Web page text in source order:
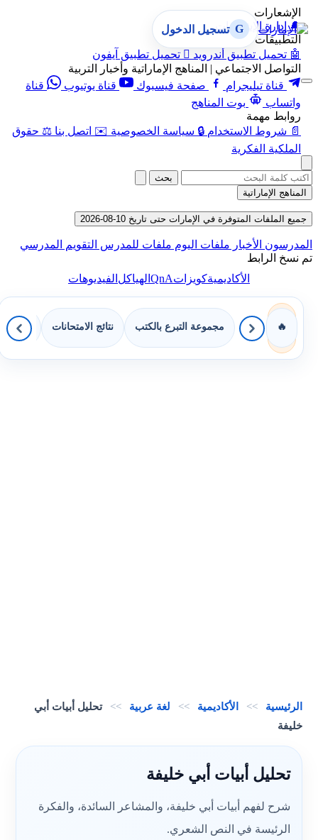
الإشعارات
🔔 إدارة الإشعارات
التطبيقات
🤖 تحميل تطبيق أندرويد  تحميل تطبيق آيفون
التواصل الاجتماعي | المناهج الإماراتية وأخبار التربية
قناة تيليجرام
صفحة فيسبوك قناة يوتيوب
قناة
واتساب
بوت المناهج
روابط مهمة
📄 شروط الاستخدام 🔒 سياسة الخصوصية ✉️ اتصل بنا ⚖️ حقوق
الملكية الفكرية
G تسجيل الدخول
بحث
المناهج الإماراتية
جميع الملفات المتوفرة في الإمارات حتى تاريخ 10-08-2026
المدرسون الأخبار ملفات اليوم ملفات للمدرس التقويم المدرسي
تم نسخ الرابط
الأكاديميةكويزاتQnAالهياكلالفيديوهات
🔥 مجموعة التبرع بالكتب نتائج الامتحانات
الرئيسية >> الأكاديمية >> لغة عربية >>
تحليل أبيات أبي
خليفة
تحليل أبيات أبي خليفة
شرح لفهم أبيات أبي خليفة، والمشاعر السائدة، والفكرة
الرئيسة في النص الشعري.